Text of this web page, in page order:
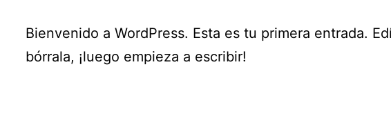
Bienvenido a WordPress. Esta es tu primera entrada.
bórrala, ¡luego empieza a escribir!